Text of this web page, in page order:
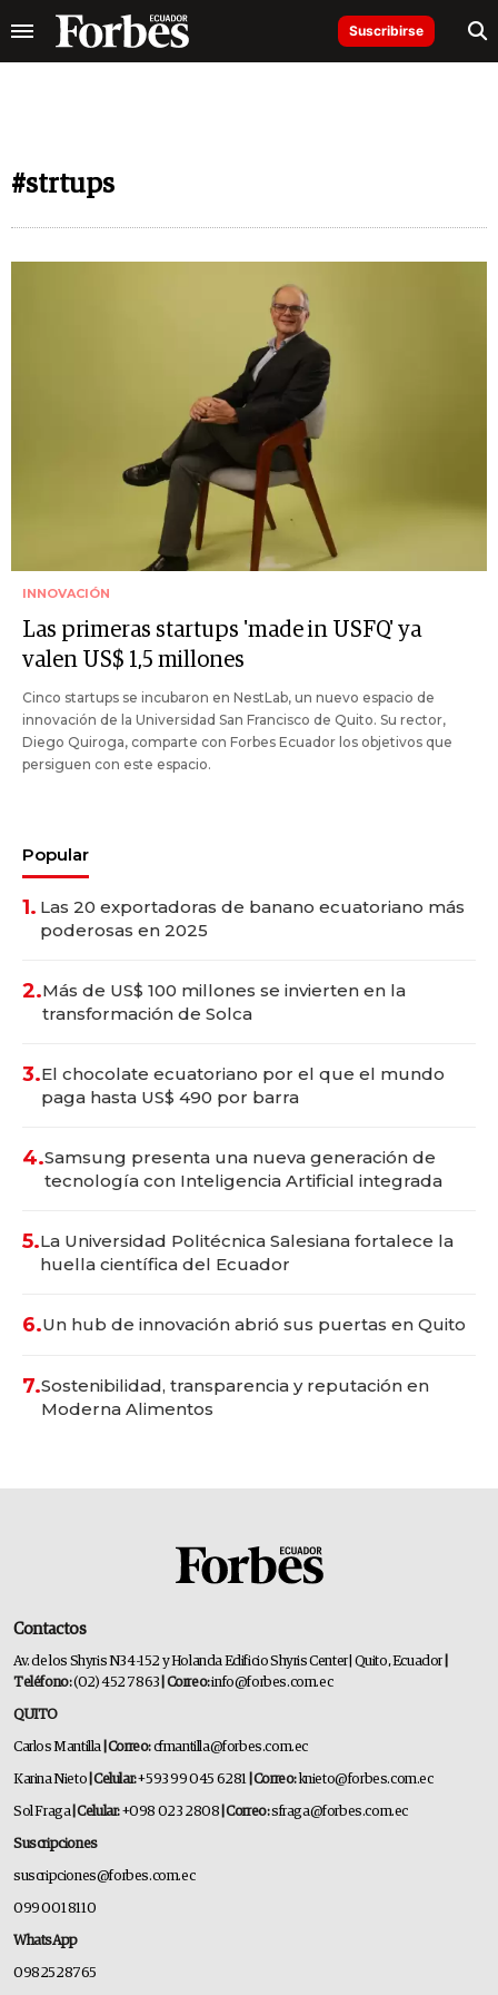
Suscribirse
#strtups
INNOVACIÓN
Las primeras startups 'made in USFQ' ya
valen US$ 1,5 millones
Cinco startups se incubaron en NestLab, un nuevo espacio de
innovación de la Universidad San Francisco de Quito. Su rector,
Diego Quiroga, comparte con Forbes Ecuador los objetivos que
persiguen con este espacio.
Popular
1. Las 20 exportadoras de banano ecuatoriano más
poderosas en 2025
2.Más de US$ 100 millones se invierten en la
transformación de Solca
3.El chocolate ecuatoriano por el que el mundo
paga hasta US$ 490 por barra
4.Samsung presenta una nueva generación de
tecnología con Inteligencia Artificial integrada
5.La Universidad Politécnica Salesiana fortalece la
huella científica del Ecuador
6.Un hub de innovación abrió sus puertas en Quito
7.Sostenibilidad, transparencia y reputación en
Moderna Alimentos
Contactos
Av. de los Shyris N34-152 y Holanda Edificio Shyris Center | Quito, Ecuador
Teléfono:(02) 452 7863 | Correo:info@forbes.com.ec
QUITO
Carlos Mantilla | Correo:cfmantilla@forbes.com.ec
Karina Nieto | Celular:+593 99 045 6281 | Correo: knieto@forbes.com.ec
Sol Fraga | Celular:+098 023 2808 | Correo:sfraga@forbes.com.ec
Suscripciones
suscripciones@forbes.com.ec
099 001 8110
WhatsApp
0982528765